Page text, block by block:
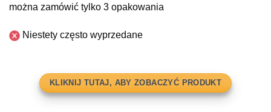
można zamówić tylko 3 opakowania
Niestety często wyprzedane
KLIKNIJ TUTAJ, ABY ZOBACZYĆ PRODUKT